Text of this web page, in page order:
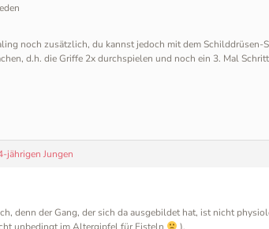
noch zusätzlich, du kannst jedoch mit dem Schilddrüsen-
d.h. die Griffe 2x durchspielen und noch ein 3. Mal
jährigen Jungen
denn der Gang, der sich da ausgebildet hat, ist nicht
unbedingt im Altergipfel für Fisteln
).